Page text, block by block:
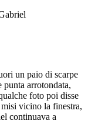
un paio di scarpe
punta arrotondata,
foto poi disse
vicino la finestra,
continuava a